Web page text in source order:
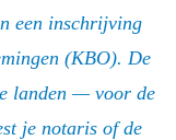
een inschrijving
(KBO). De
landen — voor de
je notaris of de